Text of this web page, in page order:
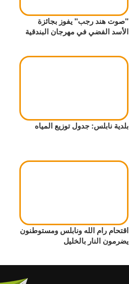
"صوت هند رجب" يفوز بجائزة
الأسد الفضي في مهرجان البندقية
بلدية نابلس: جدول توزيع المياه
اقتحام رام الله ونابلس ومستوطنون
يضرمون النار بالخليل